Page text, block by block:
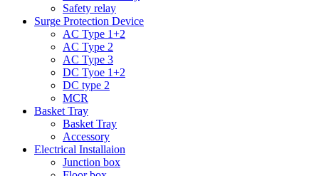
Safety relay
Surge Protection Device
AC Type 1+2
AC Type 2
AC Type 3
DC Tyoe 1+2
DC type 2
MCR
Basket Tray
Basket Tray
Accessory
Electrical Installaion
Junction box